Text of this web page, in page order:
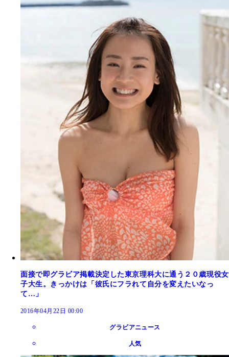
面接で即グラビア掲載決定した東京理科大に通う２０歳現役女
子大生。きっかけは「彼氏にフラれて自分を変えたいなっ
て…」
2016年04月22日 00:00
グラビアニュース
人気